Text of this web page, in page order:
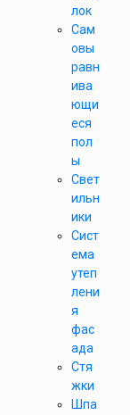
лок
Сам
овы
равн
ива
ющи
еся
пол
ы
Свет
ильн
ики
Сист
ема
утеп
лени
я
фас
ада
Стя
жки
Шпа